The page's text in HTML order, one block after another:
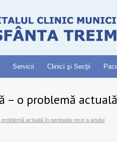
Servicii Clinici şi Secţii
– o problemă
actuală în perioada rece a anului